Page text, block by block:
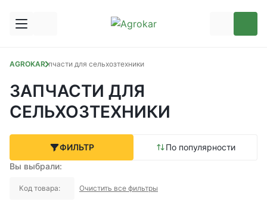
AGROKARЗапчасти для сельхозтехники
ЗАПЧАСТИ ДЛЯ
СЕЛЬХОЗТЕХНИКИ
ФИЛЬТР
По популярности
Вы выбрали:
Код товара: Очистить все фильтры